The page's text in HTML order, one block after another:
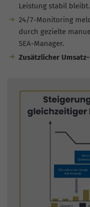
Leistung stabil bleibt.
24/7-Monitoring
durch gezielte
SEA-Manager.
Zusätzlicher